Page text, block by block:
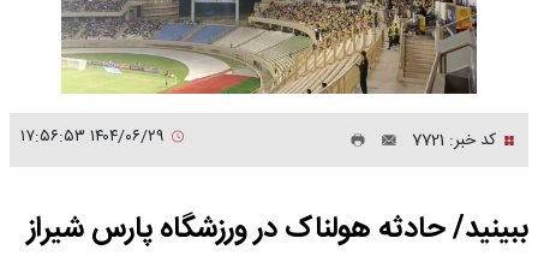
کد خبر: 7721
ببینید/ حادثه هولناک در ورزشگاه پارس شیراز